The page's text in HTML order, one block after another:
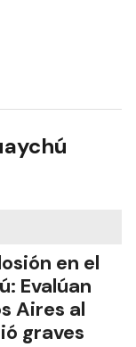
en el
Evalúan
Aires al
graves